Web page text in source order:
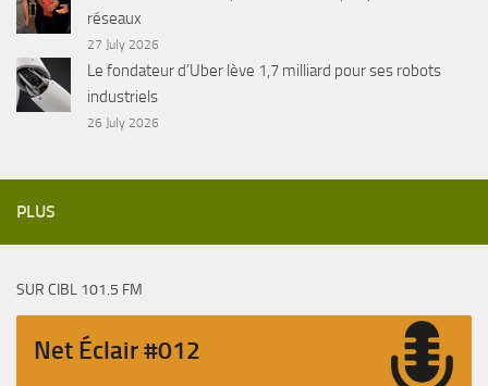
réseaux
27 July 2026
Le fondateur d’Uber lève 1,7 milliard pour ses robots
industriels
26 July 2026
PLUS
SUR CIBL 101.5 FM
Net Éclair #012